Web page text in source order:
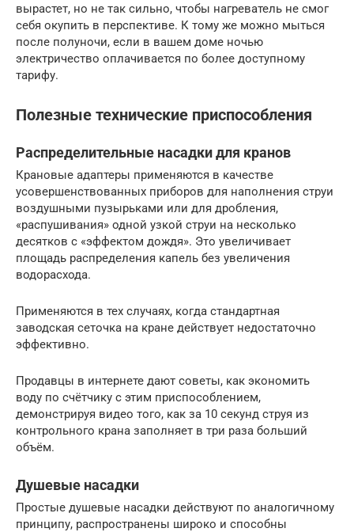
вырастет, но не так сильно, чтобы нагреватель не смог
себя окупить в перспективе. К тому же можно мыться
после полуночи, если в вашем доме ночью
электричество оплачивается по более доступному
тарифу.
Полезные технические приспособления
Распределительные насадки для кранов
Крановые адаптеры применяются в качестве
усовершенствованных приборов для наполнения струи
воздушными пузырьками или для дробления,
«распушивания» одной узкой струи на несколько
десятков с «эффектом дождя». Это увеличивает
площадь распределения капель без увеличения
водорасхода.
Применяются в тех случаях, когда стандартная
заводская сеточка на кране действует недостаточно
эффективно.
Продавцы в интернете дают советы, как экономить
воду по счётчику с этим приспособлением,
демонстрируя видео того, как за 10 секунд струя из
контрольного крана заполняет в три раза больший
объём.
Душевые насадки
Простые душевые насадки действуют по аналогичному
принципу, распространены широко и способны